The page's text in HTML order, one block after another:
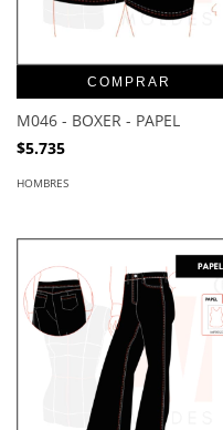
COMPRAR
M046 - BOXER - PAPEL
$5.735
HOMBRES